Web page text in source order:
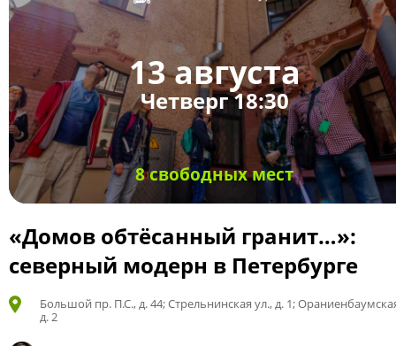
13 августа
Четверг 18:30
8 свободных мест
«Домов обтёсанный гранит…»:
северный модерн в Петербурге
Большой пр. П.С., д. 44; Стрельнинская ул., д. 1;
д. 2